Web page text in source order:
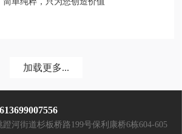
加载更多...
河街道杉板桥路199号保利康桥6栋604-605